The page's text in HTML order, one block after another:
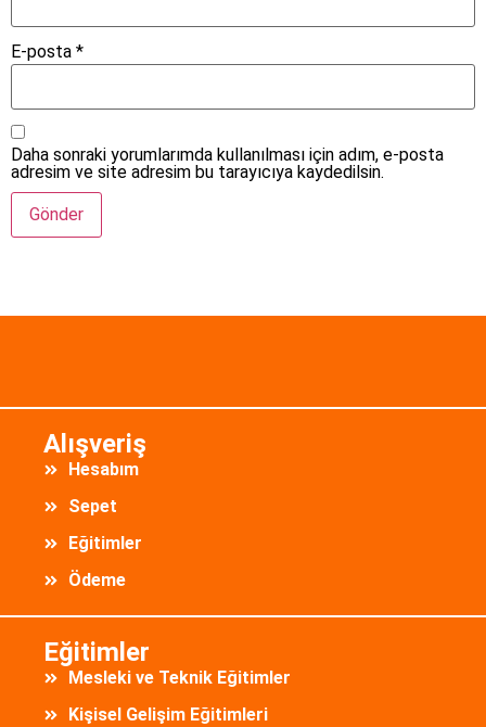
E-posta *
Daha sonraki yorumlarımda kullanılması için adım, e-posta
adresim ve site adresim bu tarayıcıya kaydedilsin.
Alışveriş
Hesabım
Sepet
Eğitimler
Ödeme
Eğitimler
Mesleki ve Teknik Eğitimler
Kişisel Gelişim Eğitimleri